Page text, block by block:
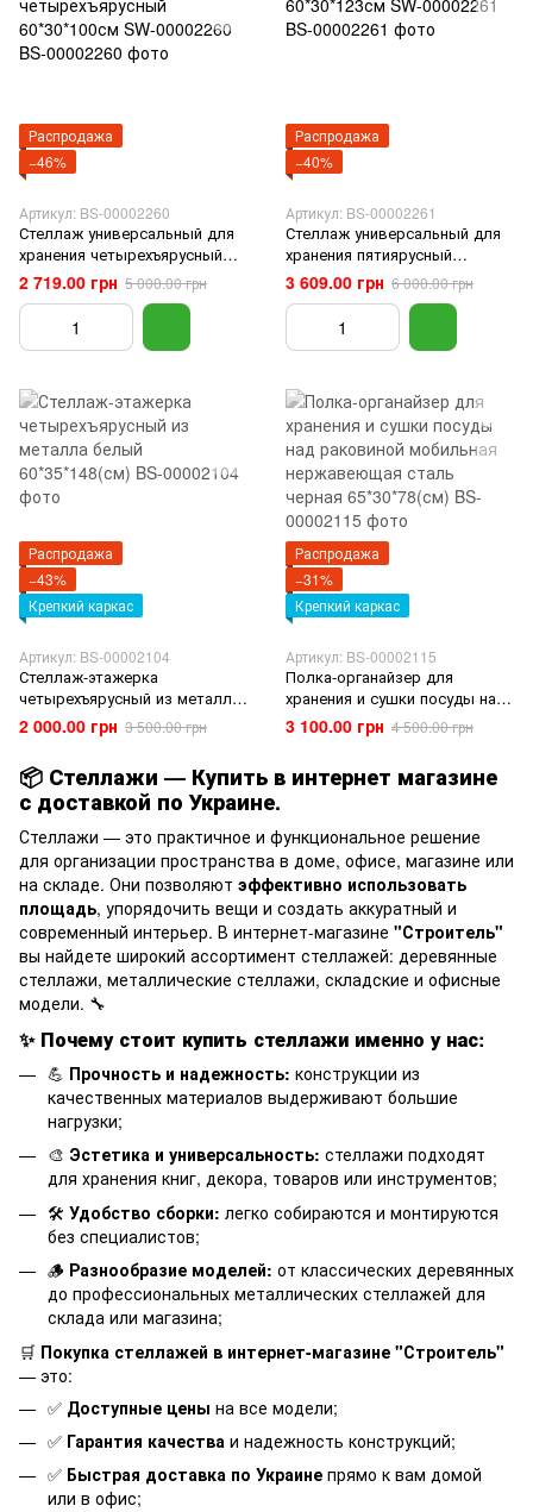
Распродажа
−46%
Артикул: BS-00002260
Стеллаж универсальный для
хранения четырехъярусный
60*30*100см SW-00002260
2 719.00 грн 5 000.00 грн
Распродажа
−40%
Артикул: BS-00002261
Стеллаж универсальный для
хранения пятиярусный
60*30*123см SW-00002261
3 609.00 грн 6 000.00 грн
Распродажа
−43%
Крепкий каркас
Артикул: BS-00002104
Стеллаж-этажерка
четырехъярусный из металла
белый 60*35*148(см)
2 000.00 грн 3 500.00 грн
Распродажа
−31%
Крепкий каркас
Артикул: BS-00002115
Полка-органайзер для
хранения и сушки посуды над
раковиной мобильная
нержавеющая сталь черная
3 100.00 грн 4 500.00 грн
📦 Стеллажи — Купить в интернет магазине
с доставкой по Украине.
Стеллажи — это практичное и функциональное решение
для организации пространства в доме, офисе, магазине или
на складе. Они позволяют эффективно использовать
площадь, упорядочить вещи и создать аккуратный и
современный интерьер. В интернет-магазине "Строитель"
вы найдете широкий ассортимент стеллажей: деревянные
стеллажи, металлические стеллажи, складские и офисные
модели. 🔧
✨ Почему стоит купить стеллажи именно у нас:
💪 Прочность и надежность: конструкции из
качественных материалов выдерживают большие
нагрузки;
🎨 Эстетика и универсальность: стеллажи подходят
для хранения книг, декора, товаров или инструментов;
🛠️ Удобство сборки: легко собираются и монтируются
без специалистов;
🪵 Разнообразие моделей: от классических деревянных
до профессиональных металлических стеллажей для
склада или магазина;
🛒 Покупка стеллажей в интернет-магазине "Строитель"
— это:
✅ Доступные цены на все модели;
✅ Гарантия качества и надежность конструкций;
✅ Быстрая доставка по Украине прямо к вам домой
или в офис;